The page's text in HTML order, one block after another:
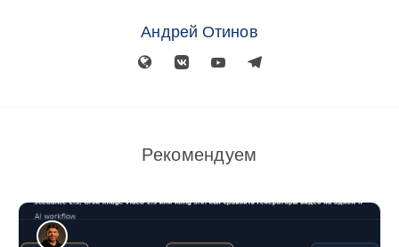
Андрей Отинов
Рекомендуем